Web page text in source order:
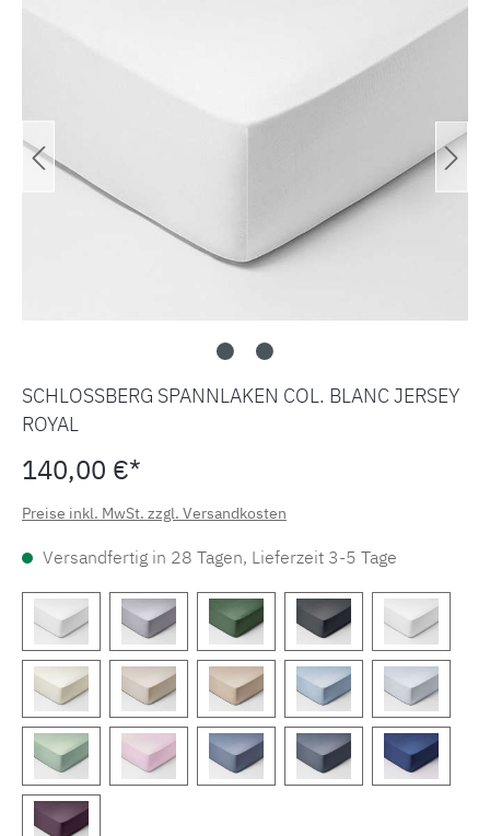
SCHLOSSBERG SPANNLAKEN COL. BLANC JERSEY
ROYAL
140,00 €*
Preise inkl. MwSt. zzgl. Versandkosten
Versandfertig in 28 Tagen, Lieferzeit 3-5 Tage